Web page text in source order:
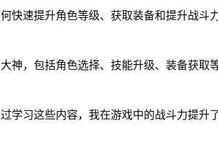
快速提升角色等级、获取装备和提升战
神，包括角色选择、技能升级、装备获
习这些内容，我在游戏中的战斗力提升